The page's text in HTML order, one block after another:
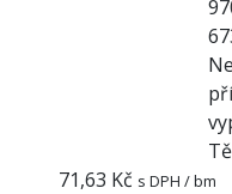
71,63 Kč s DPH / bm